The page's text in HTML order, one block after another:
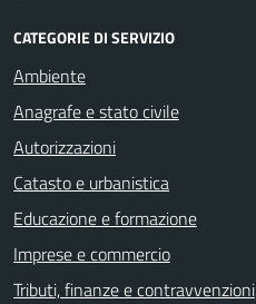
CATEGORIE DI SERVIZIO
Ambiente
Anagrafe e stato civile
Autorizzazioni
Catasto e urbanistica
Educazione e formazione
Imprese e commercio
Tributi, finanze e contravvenzioni